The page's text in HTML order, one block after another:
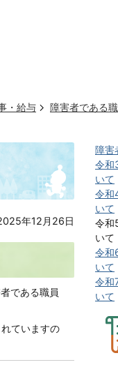
・給与
障害者である
年12月26日
である職員
ていますの
障害
令和
いて
令和
いて
令和
いて
令和
いて
令和
いて